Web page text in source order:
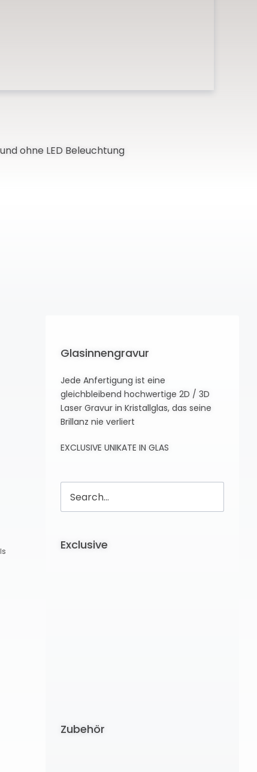
ohne LED Beleuchtung
Glasinnengravur
Jede Anfertigung ist eine
gleichbleibend hochwertige 2D / 3D
Laser Gravur in Kristallglas, das seine
Brillanz nie verliert
EXCLUSIVE UNIKATE IN GLAS
Exclusive
Zubehör